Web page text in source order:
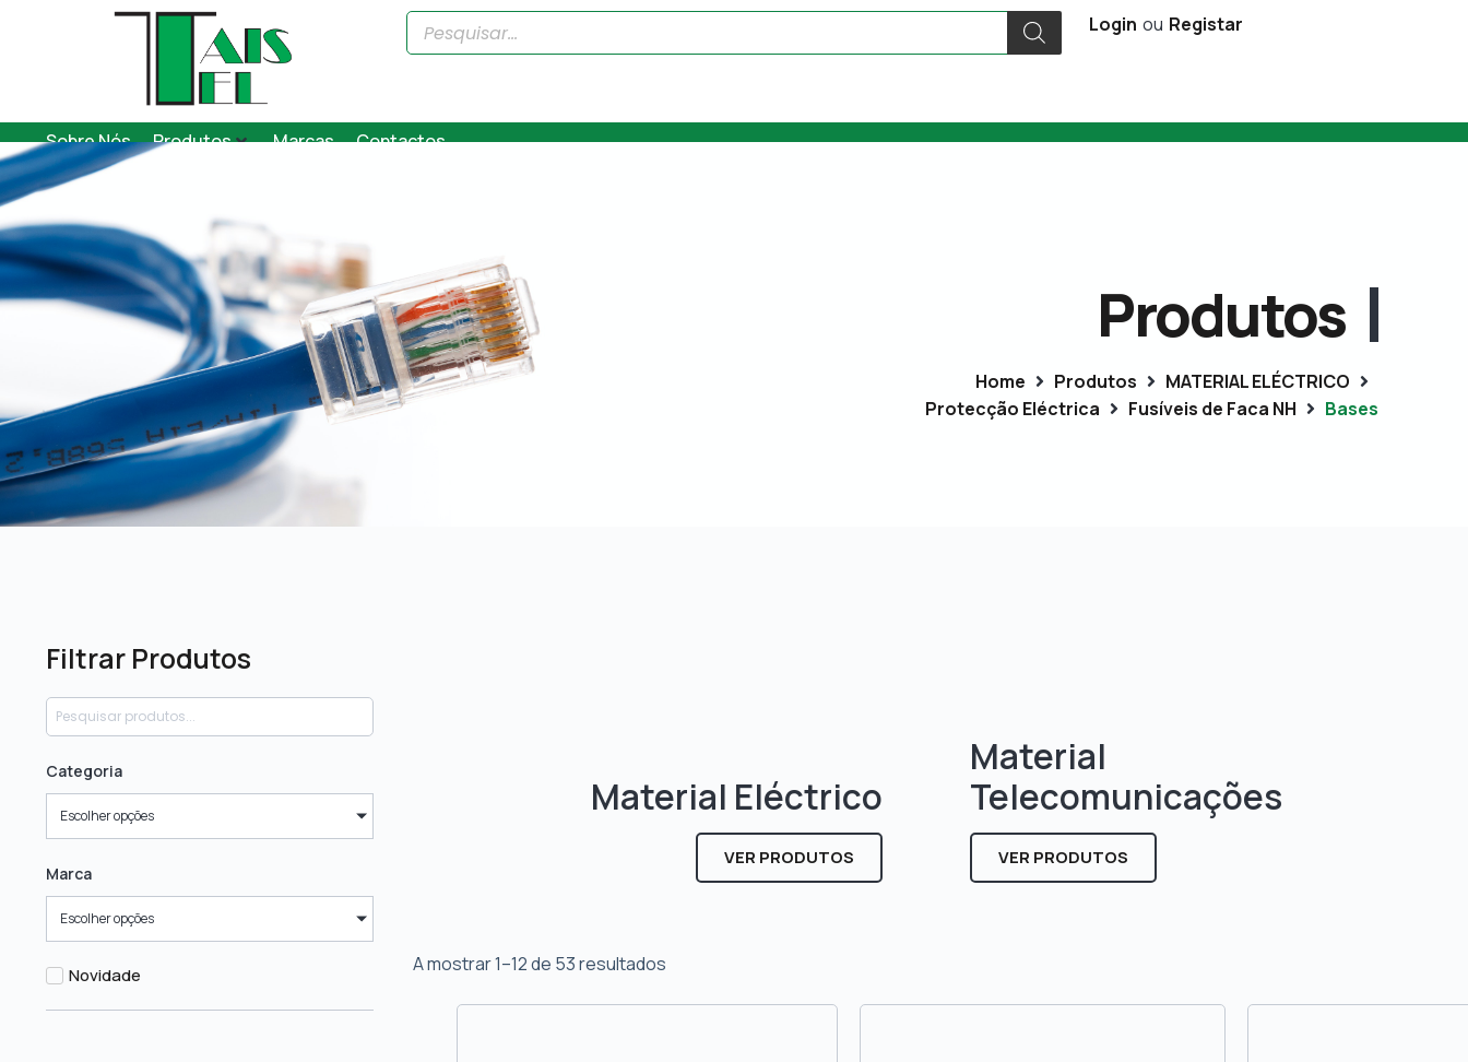
Login ou Registar
Sobre Nós Produtos Marcas Contactos
Produtos
Home Produtos
MATERIAL ELÉCTRICO
Protecção Eléctrica
Fusíveis de Faca NH Bases
Filtrar Produtos
Categoria
Escolher opções
Marca
Escolher opções
Novidade
Material Eléctrico
VER PRODUTOS
Material
Telecomunicações
VER PRODUTOS
A mostrar 1–12 de 53 resultados